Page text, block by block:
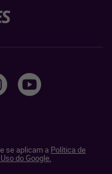
se aplicam a Política de
do Google.